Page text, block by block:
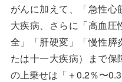
がんに加えて、「急性
大疾病、さらに「高血
全」「肝硬変」「慢性膵
たは十一大疾病）まで
の上乗せは「＋0.2％〜